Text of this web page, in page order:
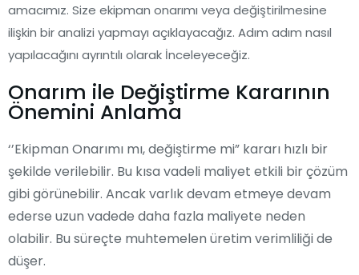
amacımız. Size ekipman onarımı veya değiştirilmesine
ilişkin bir analizi yapmayı açıklayacağız. Adım adım nasıl
yapılacağını ayrıntılı olarak İnceleyeceğiz.
Onarım ile Değiştirme Kararının
Önemini Anlama
‘’Ekipman Onarımı mı, değiştirme mi” kararı hızlı bir
şekilde verilebilir. Bu kısa vadeli maliyet etkili bir çözüm
gibi görünebilir. Ancak varlık devam etmeye devam
ederse uzun vadede daha fazla maliyete neden
olabilir. Bu süreçte muhtemelen üretim verimliliği de
düşer.